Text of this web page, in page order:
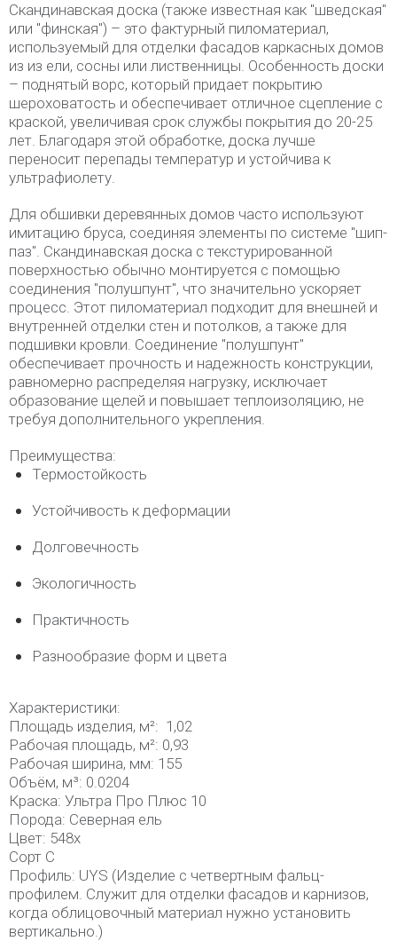
Скандинавская доска (также известная как "шведская"
или "финская") – это фактурный пиломатериал,
используемый для отделки фасадов каркасных домов
из из ели, сосны или лиственницы. Особенность доски
– поднятый ворс, который придает покрытию
шероховатость и обеспечивает отличное сцепление с
краской, увеличивая срок службы покрытия до 20-25
лет. Благодаря этой обработке, доска лучше
переносит перепады температур и устойчива к
ультрафиолету.
Для обшивки деревянных домов часто используют
имитацию бруса, соединяя элементы по системе "шип-
паз". Скандинавская доска с текстурированной
поверхностью обычно монтируется с помощью
соединения "полушпунт", что значительно ускоряет
процесс. Этот пиломатериал подходит для внешней и
внутренней отделки стен и потолков, а также для
подшивки кровли. Соединение "полушпунт"
обеспечивает прочность и надежность конструкции,
равномерно распределяя нагрузку, исключает
образование щелей и повышает теплоизоляцию, не
требуя дополнительного укрепления.
Преимущества:
Термостойкость
Устойчивость к деформации
Долговечность
Экологичность
Практичность
Разнообразие форм и цвета
Характеристики:
Площадь изделия, м²: 1,02
Рабочая площадь, м²: 0,93
Рабочая ширина, мм: 155
Объём, м³: 0.0204
Краска: Ультра Про Плюс 10
Порода: Северная ель
Цвет: 548х
Сорт С
Профиль: UYS (Изделие с четвертным фальц-
профилем. Служит для отделки фасадов и карнизов,
когда облицовочный материал нужно установить
вертикально.)